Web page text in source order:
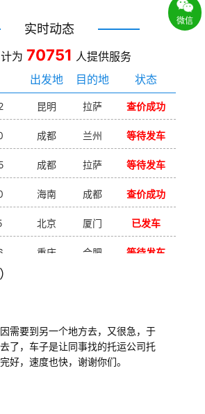
实时动态
为 70751 人提供服务
出发地 目的地 状态
昆明 拉萨 查价成功
成都 兰州 等待发车
成都 拉萨 等待发车
海南 成都 查价成功
北京 厦门 已发车
重庆 合肥 等待发车
需要到另一个地方去，又很急，于
了，车子是让同事找的托运公司托
好，速度也快，谢谢你们。
微信